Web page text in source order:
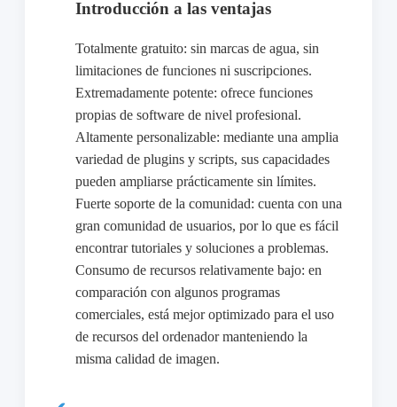
Introducción a las ventajas
Totalmente gratuito: sin marcas de agua, sin
limitaciones de funciones ni suscripciones.
Extremadamente potente: ofrece funciones
propias de software de nivel profesional.
Altamente personalizable: mediante una amplia
variedad de plugins y scripts, sus capacidades
pueden ampliarse prácticamente sin límites.
Fuerte soporte de la comunidad: cuenta con una
gran comunidad de usuarios, por lo que es fácil
encontrar tutoriales y soluciones a problemas.
Consumo de recursos relativamente bajo: en
comparación con algunos programas
comerciales, está mejor optimizado para el uso
de recursos del ordenador manteniendo la
misma calidad de imagen.